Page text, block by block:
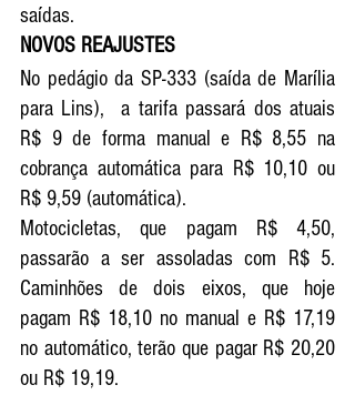
saídas.
NOVOS REAJUSTES
No pedágio da SP-333 (saída de Marília
para Lins),  a tarifa passará dos atuais
R$ 9 de forma manual e R$ 8,55 na
cobrança automática para R$ 10,10 ou
R$ 9,59 (automática).
Motocicletas, que pagam R$ 4,50,
passarão a ser assoladas com R$ 5.
Caminhões de dois eixos, que hoje
pagam R$ 18,10 no manual e R$ 17,19
no automático, terão que pagar R$ 20,20
ou R$ 19,19.